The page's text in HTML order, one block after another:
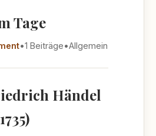
Tage
•1 Beiträge•Allgemein
Händel